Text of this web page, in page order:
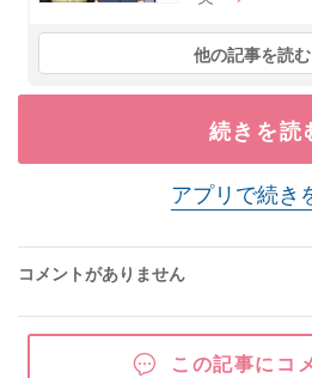
他の記事を読む
続きを読
アプリで続き
コメントがありません
この記事にコ